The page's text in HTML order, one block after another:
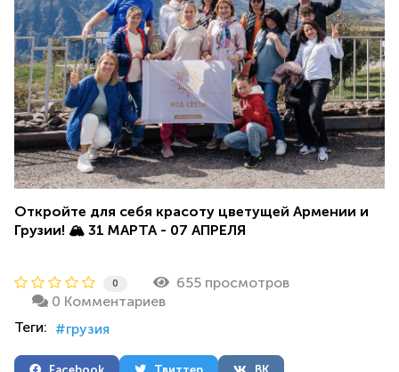
Откройте для себя красоту цветущей Армении и
Грузии! 🏔️ 31 МАРТА - 07 АПРЕЛЯ
0
655 просмотров
0 Комментариев
Теги:
грузия